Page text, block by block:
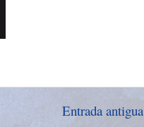
Entrada antigua